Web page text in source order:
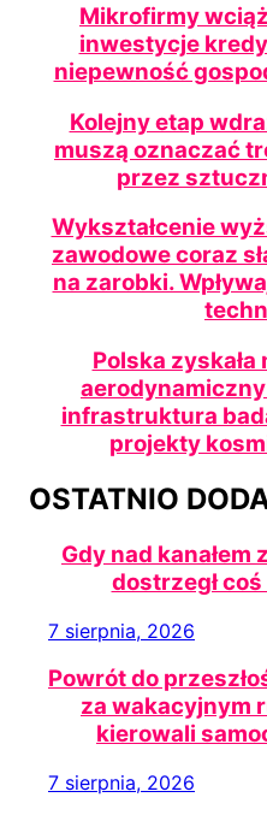
Mikrofirmy
inwestycje
niepewność
Kolejny etap
muszą oznaczać
przez
Wykształcenie
zawodowe coraz
na zarobki.
Polska
infrastruktura
projekty
OSTATNIO
Gdy nad kanałem
dostrzegł
7 sierpnia, 2026
Powrót do
za wakacyjnym
kierowali
7 sierpnia, 2026